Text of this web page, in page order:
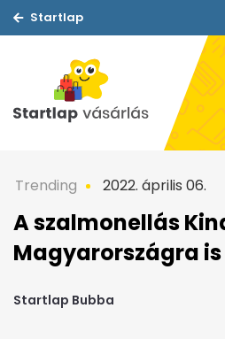
Startlap
Trending 2022. április 06.
A szalmonellás
Magyarországra
Startlap Bubba